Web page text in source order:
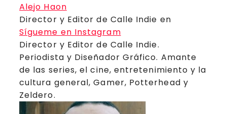
Alejo Haon
Director y Editor de Calle Indie en
Sígueme en Instagram
Director y Editor de Calle Indie.
Periodista y Diseñador Gráfico. Amante
de las series, el cine, entretenimiento y la
cultura general, Gamer, Potterhead y
Zeldero.